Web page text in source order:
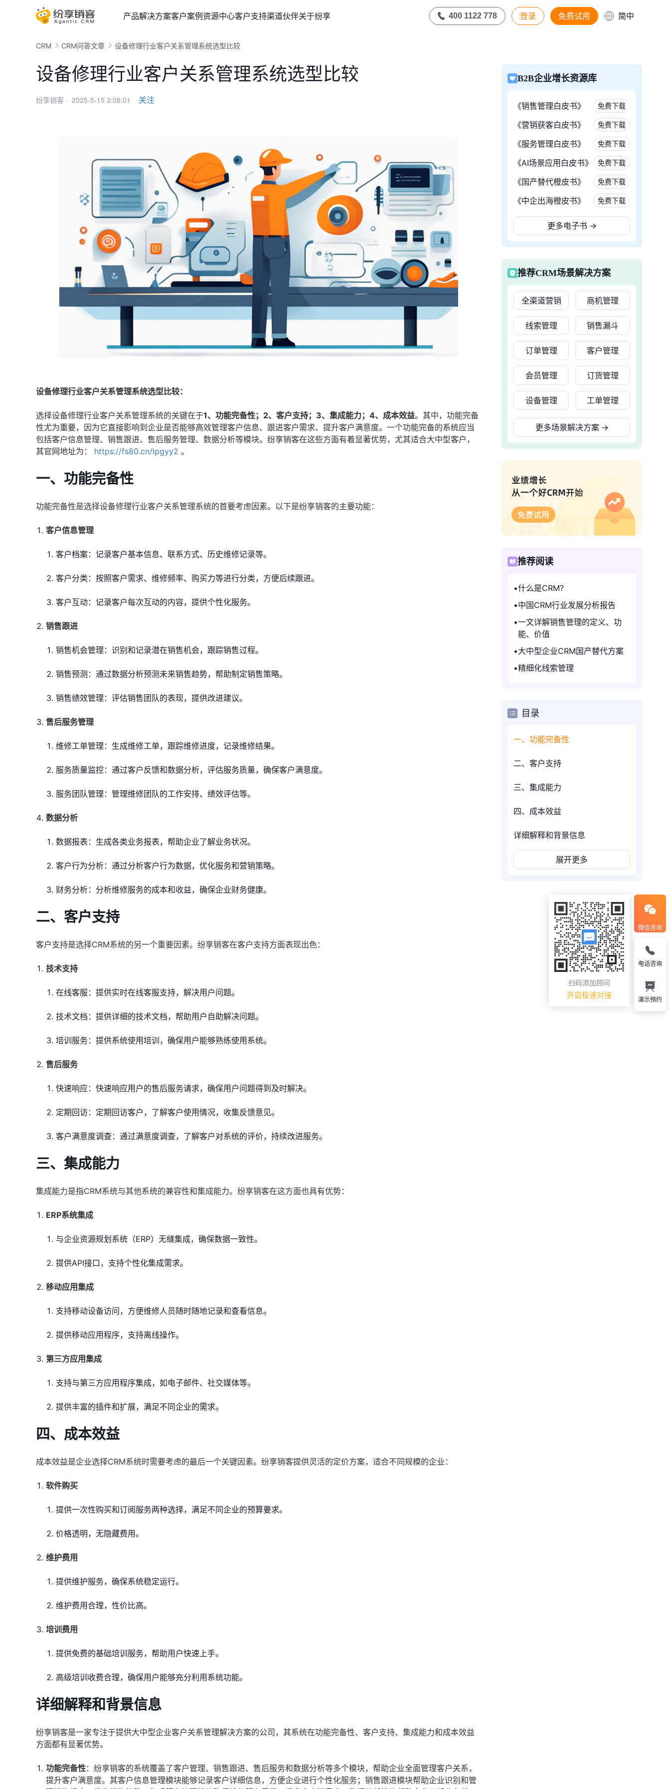
产品解决方案客户案例资源中心客户支持渠道伙伴关于纷享 400 1122 778 登录 免费试用 简中
CRM CRM问答文章 设备修理行业客户关系管理系统选型比较
设备修理行业客户关系管理系统选型比较
纷享销客 · 2025-5-15 3:08:01 关注
设备修理行业客户关系管理系统选型比较：
选择设备修理行业客户关系管理系统的关键在于1、功能完备性；2、客户支持；3、集成能力；4、成本效益。其中，功能完备
性尤为重要，因为它直接影响到企业是否能够高效管理客户信息、跟进客户需求、提升客户满意度。一个功能完备的系统应当
包括客户信息管理、销售跟进、售后服务管理、数据分析等模块。纷享销客在这些方面有着显著优势，尤其适合大中型客户，
其官网地址为：
https://fs80.cn/lpgyy2 。
一、功能完备性
功能完备性是选择设备修理行业客户关系管理系统的首要考虑因素。以下是纷享销客的主要功能：
客户信息管理
客户档案：记录客户基本信息、联系方式、历史维修记录等。
客户分类：按照客户需求、维修频率、购买力等进行分类，方便后续跟进。
客户互动：记录客户每次互动的内容，提供个性化服务。
销售跟进
销售机会管理：识别和记录潜在销售机会，跟踪销售过程。
销售预测：通过数据分析预测未来销售趋势，帮助制定销售策略。
销售绩效管理：评估销售团队的表现，提供改进建议。
售后服务管理
维修工单管理：生成维修工单，跟踪维修进度，记录维修结果。
服务质量监控：通过客户反馈和数据分析，评估服务质量，确保客户满意度。
服务团队管理：管理维修团队的工作安排、绩效评估等。
数据分析
数据报表：生成各类业务报表，帮助企业了解业务状况。
客户行为分析：通过分析客户行为数据，优化服务和营销策略。
财务分析：分析维修服务的成本和收益，确保企业财务健康。
二、客户支持
客户支持是选择CRM系统的另一个重要因素。纷享销客在客户支持方面表现出色：
技术支持
在线客服：提供实时在线客服支持，解决用户问题。
技术文档：提供详细的技术文档，帮助用户自助解决问题。
培训服务：提供系统使用培训，确保用户能够熟练使用系统。
售后服务
快速响应：快速响应用户的售后服务请求，确保用户问题得到及时解决。
定期回访：定期回访客户，了解客户使用情况，收集反馈意见。
客户满意度调查：通过满意度调查，了解客户对系统的评价，持续改进服务。
三、集成能力
集成能力是指CRM系统与其他系统的兼容性和集成能力。纷享销客在这方面也具有优势：
ERP系统集成
与企业资源规划系统（ERP）无缝集成，确保数据一致性。
提供API接口，支持个性化集成需求。
移动应用集成
支持移动设备访问，方便维修人员随时随地记录和查看信息。
提供移动应用程序，支持离线操作。
第三方应用集成
支持与第三方应用程序集成，如电子邮件、社交媒体等。
提供丰富的插件和扩展，满足不同企业的需求。
四、成本效益
成本效益是企业选择CRM系统时需要考虑的最后一个关键因素。纷享销客提供灵活的定价方案，适合不同规模的企业：
软件购买
提供一次性购买和订阅服务两种选择，满足不同企业的预算要求。
价格透明，无隐藏费用。
维护费用
提供维护服务，确保系统稳定运行。
维护费用合理，性价比高。
培训费用
提供免费的基础培训服务，帮助用户快速上手。
高级培训收费合理，确保用户能够充分利用系统功能。
详细解释和背景信息
纷享销客是一家专注于提供大中型企业客户关系管理解决方案的公司，其系统在功能完备性、客户支持、集成能力和成本效益
方面都有显著优势。
功能完备性：纷享销客的系统覆盖了客户管理、销售跟进、售后服务和数据分析等多个模块，帮助企业全面管理客户关系，
提升客户满意度。其客户信息管理模块能够记录客户详细信息，方便企业进行个性化服务；销售跟进模块帮助企业识别和管
B2B企业增长资源库
《销售管理白皮书》 免费下载
《营销获客白皮书》 免费下载
《服务管理白皮书》 免费下载
《AI场景应用白皮书》 免费下载
《国产替代橙皮书》 免费下载
《中企出海橙皮书》 免费下载
更多电子书 →
推荐CRM场景解决方案
全渠道营销 商机管理
线索管理 销售漏斗
订单管理 客户管理
会员管理 订货管理
设备管理 工单管理
更多场景解决方案 →
推荐阅读
什么是CRM?
中国CRM行业发展分析报告
一文详解销售管理的定义、功
能、价值
大中型企业CRM国产替代方案
精细化线索管理
目录
一、功能完备性
二、客户支持
三、集成能力
四、成本效益
详细解释和背景信息
展开更多
微信咨询
扫码添加顾问
开启极速对接
电话咨询
演示预约